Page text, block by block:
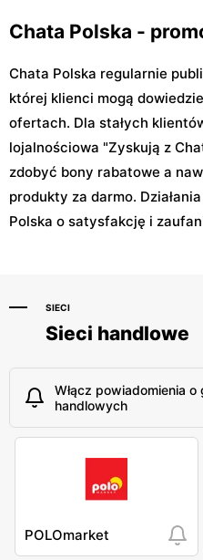
Chata Polska -
Chata Polska regularnie
której klienci mogą
ofertach. Dla stałych
lojalnościowa "Zyskują z
zdobyć bony rabatowe a
produkty za darmo.
Polska o satysfakcję i
SIECI
Sieci handlowe
Włącz powiadomienia
handlowych
POLOmarket